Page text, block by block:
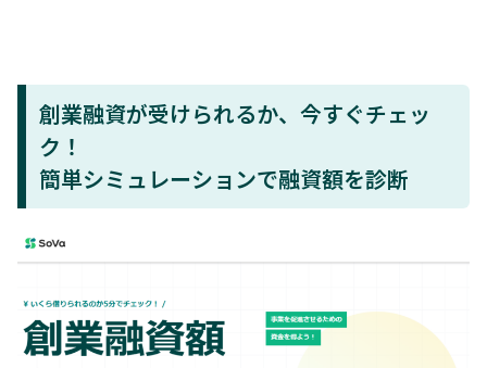
創業融資が受けられるか、今すぐチェッ
ク！
簡単シミュレーションで融資額を診断